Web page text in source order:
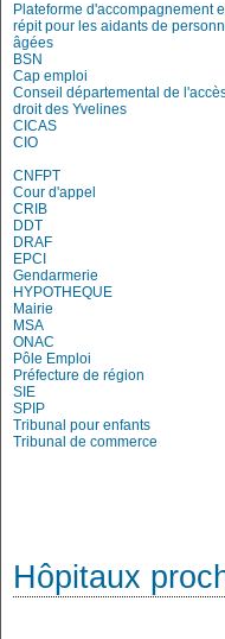
Plateforme d'accompagnement
répit pour les aidants de
âgées
BSN
Cap emploi
Conseil départemental de
droit des Yvelines
CICAS
CIO
CNFPT
Cour d'appel
CRIB
DDT
DRAF
EPCI
Gendarmerie
HYPOTHEQUE
Mairie
MSA
ONAC
Pôle Emploi
Préfecture de région
SIE
SPIP
Tribunal pour enfants
Tribunal de commerce
Hôpitaux